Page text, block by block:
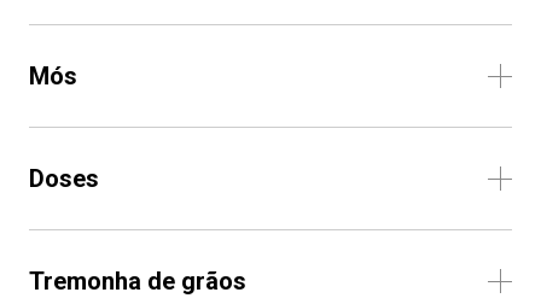
Mós
Doses
Tremonha de grãos